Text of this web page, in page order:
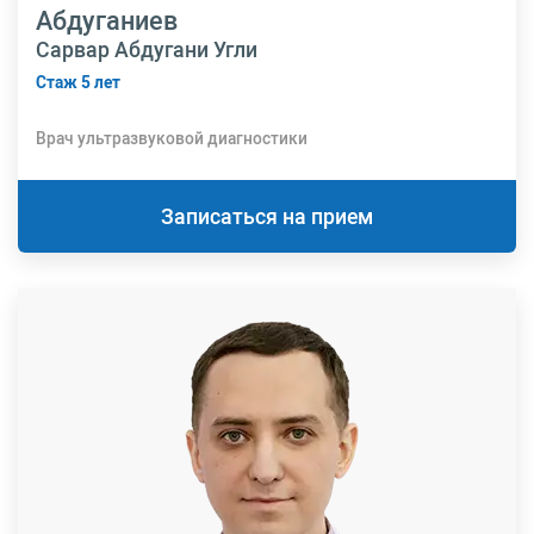
Абдуганиев
Сарвар Абдугани Угли
Стаж 5 лет
Врач ультразвуковой диагностики
Записаться на прием